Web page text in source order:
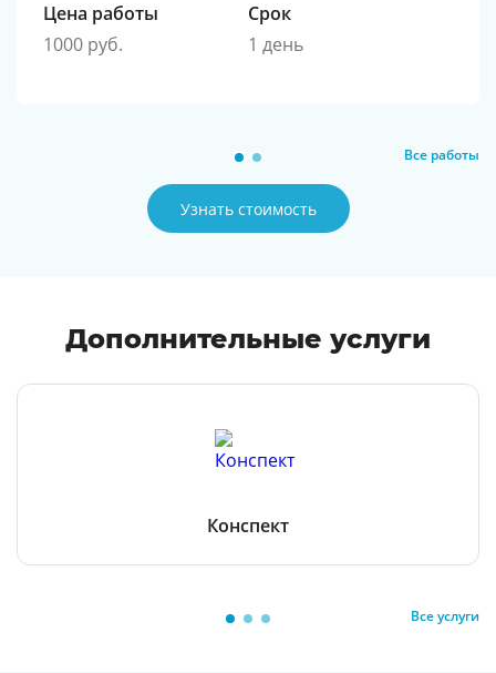
Цена работы
1000 руб.
Срок
1 день
Все работы
Узнать стоимость
Дополнительные услуги
Конспект
Все услуги